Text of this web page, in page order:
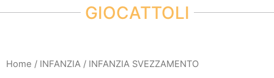
GIOCATTOLI
Home / INFANZIA / INFANZIA SVEZZAMENTO